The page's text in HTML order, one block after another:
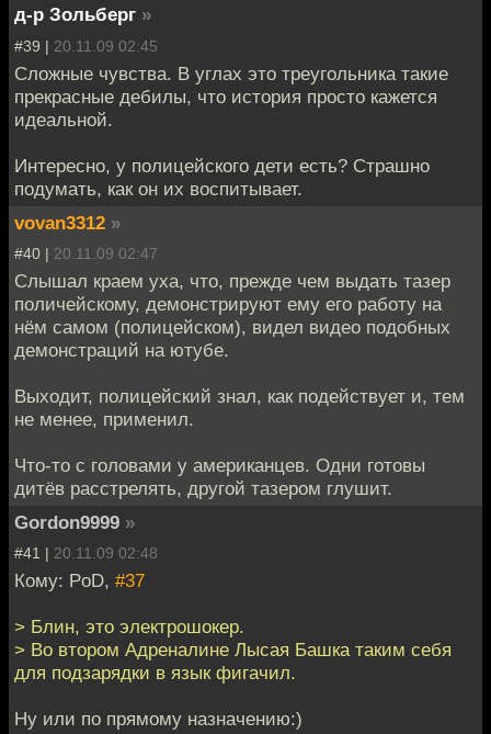
д-р Зольберг »
#39 | 20.11.09 02:45
Сложные чувства. В углах это треугольника такие
прекрасные дебилы, что история просто кажется
идеальной.
Интересно, у полицейского дети есть? Страшно
подумать, как он их воспитывает.
vovan3312 »
#40 | 20.11.09 02:47
Слышал краем уха, что, прежде чем выдать тазер
поличейскому, демонстрируют ему его работу на
нём самом (полицейском), видел видео подобных
демонстраций на ютубе.
Выходит, полицейский знал, как подействует и, тем
не менее, применил.
Что-то с головами у американцев. Одни готовы
дитёв расстрелять, другой тазером глушит.
Gordon9999 »
#41 | 20.11.09 02:48
Кому: PoD, #37
> Блин, это электрошокер.
> Во втором Адреналине Лысая Башка таким себя
для подзарядки в язык фигачил.
Ну или по прямому назначению:)